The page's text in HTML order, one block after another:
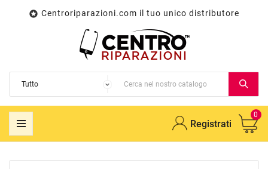
 Centroriparazioni.com il tuo unico distributore
Registrati
0